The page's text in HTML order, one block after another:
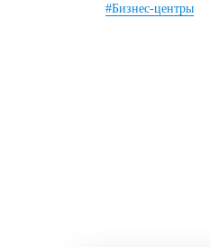
#Бизнес-центры